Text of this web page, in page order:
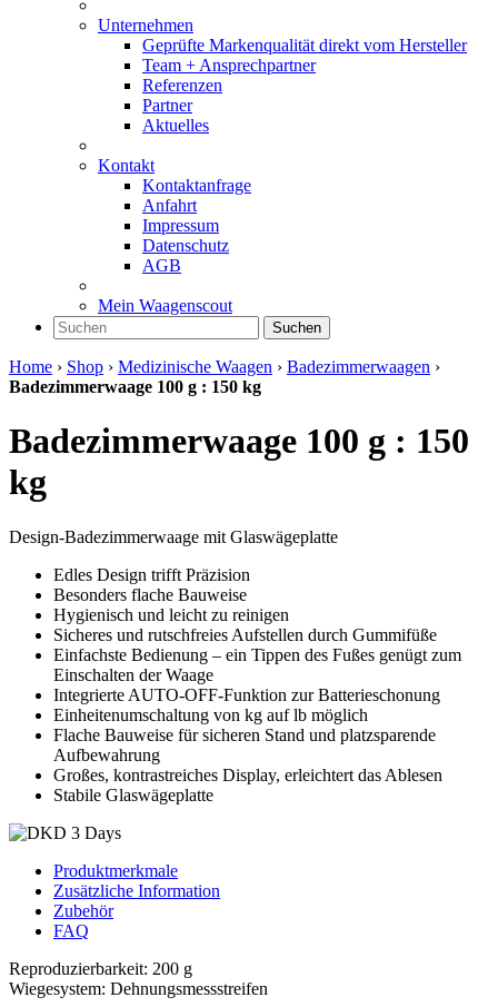
Unternehmen
Geprüfte Markenqualität direkt vom Hersteller
Team + Ansprechpartner
Referenzen
Partner
Aktuelles
Kontakt
Kontaktanfrage
Anfahrt
Impressum
Datenschutz
AGB
Mein Waagenscout
Suchen
Home › Shop › Medizinische Waagen › Badezimmerwaagen ›
Badezimmerwaage 100 g : 150 kg
Badezimmerwaage 100 g : 150
kg
Design-Badezimmerwaage mit Glaswägeplatte
Edles Design trifft Präzision
Besonders flache Bauweise
Hygienisch und leicht zu reinigen
Sicheres und rutschfreies Aufstellen durch Gummifüße
Einfachste Bedienung – ein Tippen des Fußes genügt zum
Einschalten der Waage
Integrierte AUTO-OFF-Funktion zur Batterieschonung
Einheitenumschaltung von kg auf lb möglich
Flache Bauweise für sicheren Stand und platzsparende
Aufbewahrung
Großes, kontrastreiches Display, erleichtert das Ablesen
Stabile Glaswägeplatte
Produktmerkmale
Zusätzliche Information
Zubehör
FAQ
Reproduzierbarkeit: 200 g
Wiegesystem: Dehnungsmessstreifen